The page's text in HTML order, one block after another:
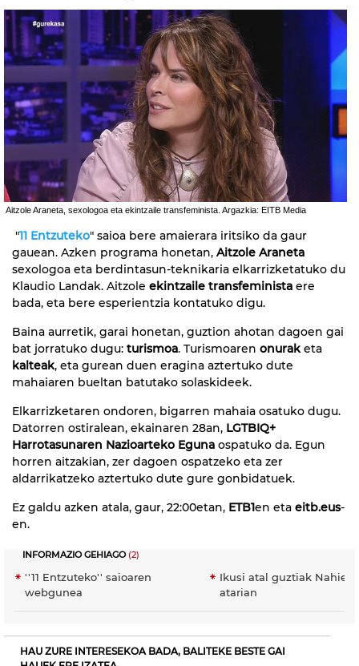
Aitzole Araneta, sexologoa eta ekintzaile transfeminista. Argazkia: EITB Media
"11 Entzuteko" saioa bere amaierara iritsiko da gaur
gauean. Azken programa honetan, Aitzole Araneta
sexologoa eta berdintasun-teknikaria elkarrizketatuko du
Klaudio Landak. Aitzole ekintzaile transfeminista ere
bada, eta bere esperientzia kontatuko digu.
Baina aurretik, garai honetan, guztion ahotan dagoen gai
bat jorratuko dugu: turismoa. Turismoaren onuraketa
kalteak, eta gurean duen eragina aztertuko dute
mahaiaren bueltan batutako solaskideek.
Elkarrizketaren ondoren, bigarren mahaia osatuko dugu.
Datorren ostiralean, ekainaren 28an, LGTBIQ+
Harrotasunaren Nazioarteko Eguna ospatuko da. Egun
horren aitzakian, zer dagoen ospatzeko eta zer
aldarrikatzeko aztertuko dute gure gonbidatuek.
Ez galdu azken atala, gaur, 22:00etan, ETB1en eta eitb.eus-
en.
INFORMAZIO GEHIAGO(2)
''11 Entzuteko'' saioaren
webgunea
Ikusi atal guztiak
atarian
HAU ZURE INTERESEKOA BADA, BALITEKE BESTE GAI